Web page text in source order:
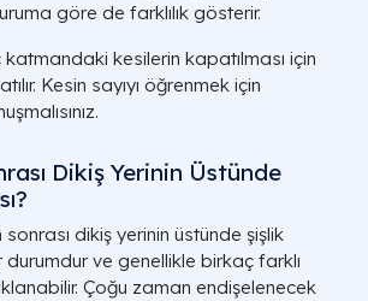
göre de farklılık gösterir.
kesilerin kapatılması için
Kesin sayıyı öğrenmek için
Dikiş Yerinin Üstünde
dikiş yerinin üstünde şişlik
durumdur ve genellikle birkaç farklı
Çoğu zaman endişelenecek